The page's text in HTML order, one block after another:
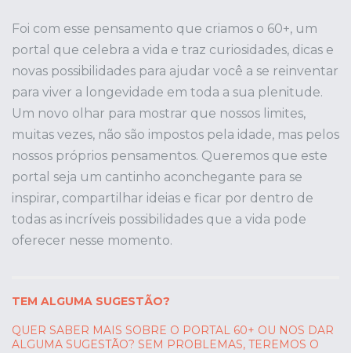
Foi com esse pensamento que criamos o 60+, um
portal que celebra a vida e traz curiosidades, dicas e
novas possibilidades para ajudar você a se reinventar
para viver a longevidade em toda a sua plenitude.
Um novo olhar para mostrar que nossos limites,
muitas vezes, não são impostos pela idade, mas pelos
nossos próprios pensamentos. Queremos que este
portal seja um cantinho aconchegante para se
inspirar, compartilhar ideias e ficar por dentro de
todas as incríveis possibilidades que a vida pode
oferecer nesse momento.
TEM ALGUMA SUGESTÃO?
QUER SABER MAIS SOBRE O PORTAL 60+ OU NOS DAR
ALGUMA SUGESTÃO? SEM PROBLEMAS, TEREMOS O